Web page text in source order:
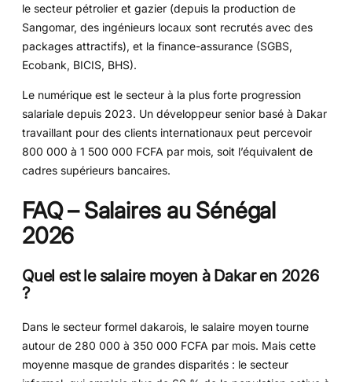
le secteur pétrolier et gazier (depuis la production de
Sangomar, des ingénieurs locaux sont recrutés avec des
packages attractifs), et la finance-assurance (SGBS,
Ecobank, BICIS, BHS).
Le numérique est le secteur à la plus forte progression
salariale depuis 2023. Un développeur senior basé à Dakar
travaillant pour des clients internationaux peut percevoir
800 000 à 1 500 000 FCFA par mois, soit l’équivalent de
cadres supérieurs bancaires.
FAQ – Salaires au Sénégal
2026
Quel est le salaire moyen à Dakar en 2026
?
Dans le secteur formel dakarois, le salaire moyen tourne
autour de 280 000 à 350 000 FCFA par mois. Mais cette
moyenne masque de grandes disparités : le secteur